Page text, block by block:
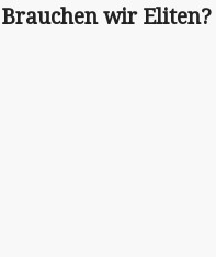
Brauchen wir Eliten?